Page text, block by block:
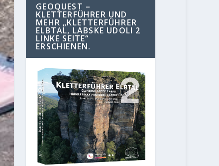
GEOQUEST –
KLETTERFÜHRER UND
MEHR „KLETTERFÜHRER
ELBTAL, LABSKE UDOLI 2
LINKE SEITE“
ERSCHIENEN.